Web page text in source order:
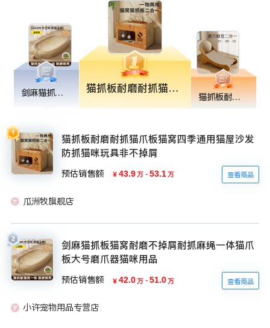
剑麻猫抓板猫窝耐磨不掉屑耐抓麻绳一体猫爪板大号磨爪器猫咪用品 猫抓板耐磨耐抓猫爪板猫窝四季通用猫屋沙发防抓猫咪玩具非不掉屑
猫抓板耐磨不掉屑剑麻猫窝一体超大号躺椅猫爪板耐抓沙发猫咪玩具
猫抓板耐磨耐抓猫爪板猫窝四季通用猫屋沙发
防抓猫咪玩具非不掉屑
预估销售额 ￥ 43.9万 - 53.1万 查看商品
瓜洲牧旗舰店
剑麻猫抓板猫窝耐磨不掉屑耐抓麻绳一体猫爪
板大号磨爪器猫咪用品
预估销售额 ￥ 42.0万 - 51.0万 查看商品
小许宠物用品专营店